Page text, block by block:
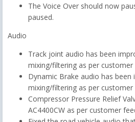
The Voice Over should now
paused.
Audio
Track joint audio has been
mixing/filtering as per customer
Dynamic Brake audio has
mixing/filtering as per customer
Compressor Pressure Relief
AC4400CW as per customer